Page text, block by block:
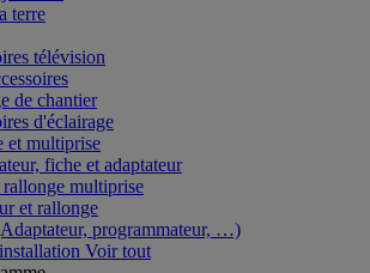
terre
télévision
de chantier
d'éclairage
et multiprise
fiche et adaptateur
rallonge multiprise
et rallonge
programmateur, …)
Voir tout